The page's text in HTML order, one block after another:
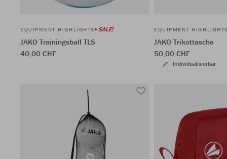
EQUIPMENT HIGHLIGHTS SALE!
JAKO Trainingsball TLS
40,00 CHF
EQUIPMENT
JAKO Trikottasche
50,00 CHF
Individualisierbar